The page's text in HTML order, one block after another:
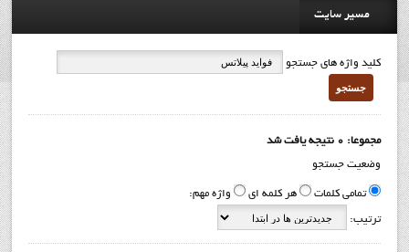
مسیر سایت
کلید واژه های جستجو
جستجو
مجموعا: 0 نتیجه یافت شد
وضعیت جستجو
تمامی کلمات هر کلمه ای واژه مهم:
ترتیب: